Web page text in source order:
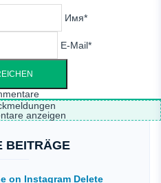
Имя*
E-Mail*
anzeigen
BEITRÄGE
on Instagram Delete